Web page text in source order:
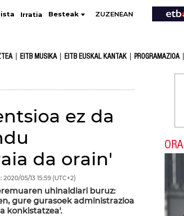
Irratia Besteak ZUZENEAN
EITB MUSIKA EITB EUSKAL KANTAK PROGRAMAZIOA
ez da
da orain'
2020/05/13 15:59 (UTC+2)
uhinaldiari buruz:
gure gurasoek administrazioa
konkistatzea'.